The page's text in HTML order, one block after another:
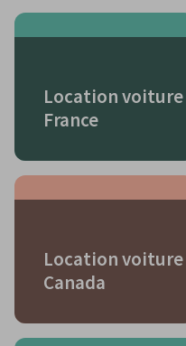
Location voiture
France
Location voiture
Canada